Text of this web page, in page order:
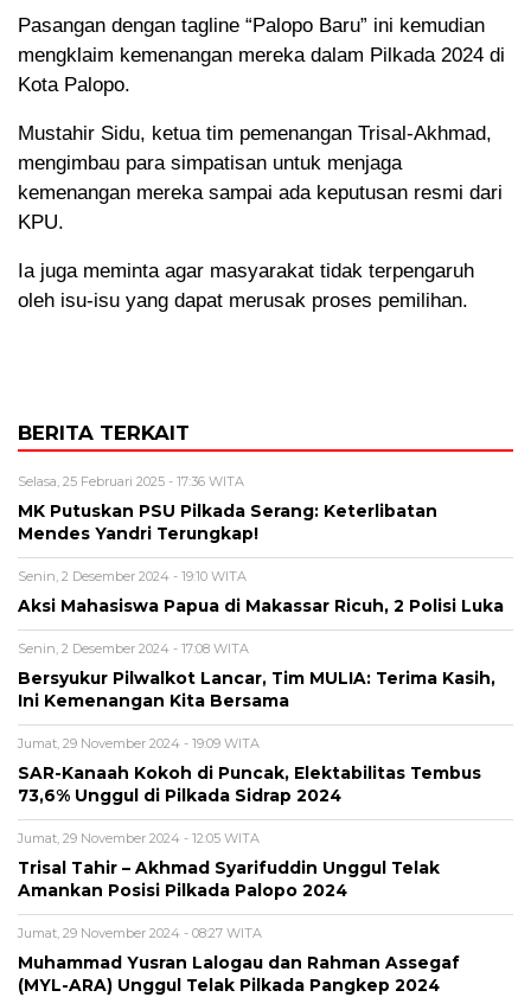
Pasangan dengan tagline “Palopo Baru” ini kemudian
mengklaim kemenangan mereka dalam Pilkada 2024 di
Kota Palopo.
Mustahir Sidu, ketua tim pemenangan Trisal-Akhmad,
mengimbau para simpatisan untuk menjaga
kemenangan mereka sampai ada keputusan resmi dari
KPU.
Ia juga meminta agar masyarakat tidak terpengaruh
oleh isu-isu yang dapat merusak proses pemilihan.
BERITA TERKAIT
Selasa, 25 Februari 2025 - 17:36 WITA
MK Putuskan PSU Pilkada Serang: Keterlibatan
Mendes Yandri Terungkap!
Senin, 2 Desember 2024 - 19:10 WITA
Aksi Mahasiswa Papua di Makassar Ricuh, 2 Polisi Luka
Senin, 2 Desember 2024 - 17:08 WITA
Bersyukur Pilwalkot Lancar, Tim MULIA: Terima Kasih,
Ini Kemenangan Kita Bersama
Jumat, 29 November 2024 - 19:09 WITA
SAR-Kanaah Kokoh di Puncak, Elektabilitas Tembus
73,6% Unggul di Pilkada Sidrap 2024
Jumat, 29 November 2024 - 12:05 WITA
Trisal Tahir – Akhmad Syarifuddin Unggul Telak
Amankan Posisi Pilkada Palopo 2024
Jumat, 29 November 2024 - 08:27 WITA
Muhammad Yusran Lalogau dan Rahman Assegaf
(MYL-ARA) Unggul Telak Pilkada Pangkep 2024